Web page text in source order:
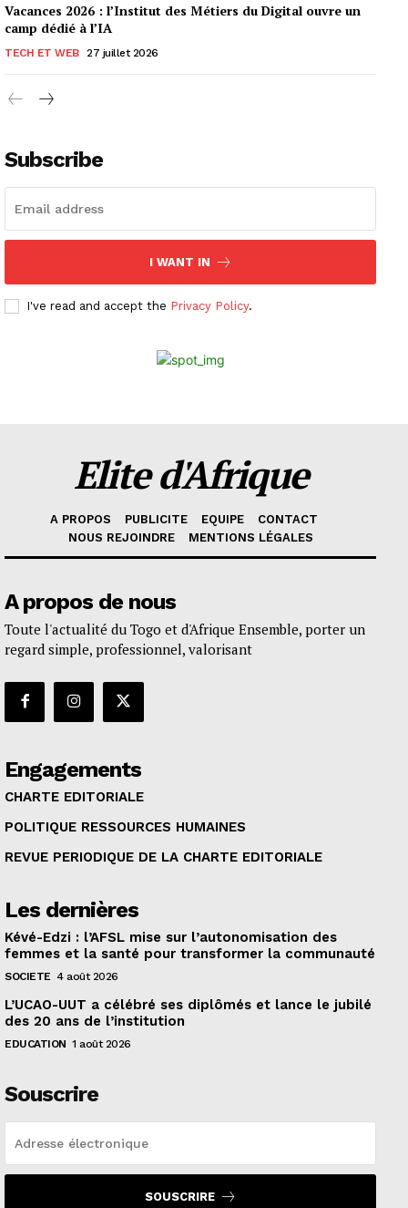
Vacances 2026 : l’Institut des Métiers du Digital ouvre un
camp dédié à l’IA
TECH ET WEB 27 juillet 2026
Subscribe
I WANT IN
I've read and accept the Privacy Policy.
Elite d'Afrique
A PROPOS PUBLICITE EQUIPE
CONTACT
NOUS REJOINDRE
MENTIONS LÉGALES
A propos de nous
Toute l'actualité du Togo et d'Afrique Ensemble, porter un
regard simple, professionnel, valorisant
Engagements
CHARTE EDITORIALE
POLITIQUE RESSOURCES HUMAINES
REVUE PERIODIQUE DE LA CHARTE EDITORIALE
Les dernières
Kévé-Edzi : l’AFSL mise sur l’autonomisation des
femmes et la santé pour transformer la communauté
SOCIETE 4 août 2026
L’UCAO-UUT a célébré ses diplômés et lance le jubilé
des 20 ans de l’institution
EDUCATION 1 août 2026
Souscrire
SOUSCRIRE